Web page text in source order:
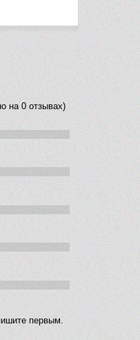
на 0 отзывах)
первым.